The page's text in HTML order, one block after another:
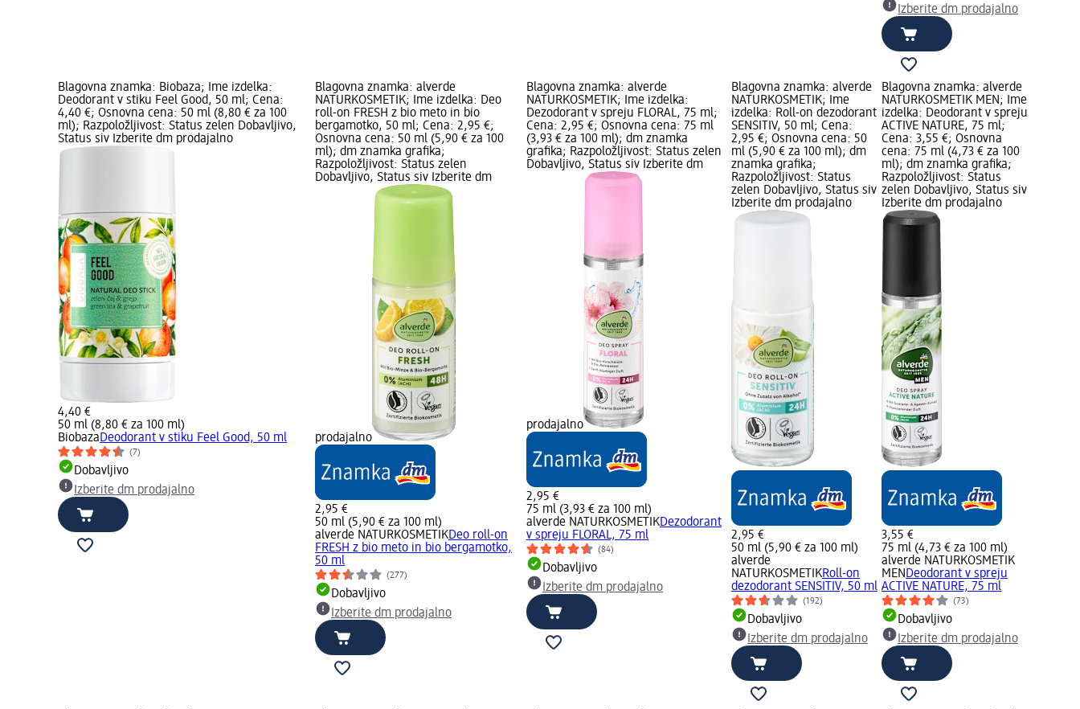
Izberite dm prodajalno
Blagovna znamka: Biobaza; Ime izdelka:
Deodorant v stiku Feel Good, 50 ml; Cena:
4,40 €; Osnovna cena: 50 ml (8,80 € za 100
ml); Razpoložljivost: Status zelen Dobavljivo,
Status siv Izberite dm prodajalno
4,40 €
50 ml (8,80 € za 100 ml)
BiobazaDeodorant v stiku Feel Good, 50 ml
(7)
Dobavljivo
Izberite dm prodajalno
Blagovna znamka: alverde
NATURKOSMETIK; Ime izdelka: Deo
roll-on FRESH z bio meto in bio
bergamotko, 50 ml; Cena: 2,95 €;
Osnovna cena: 50 ml (5,90 € za 100
ml); dm znamka grafika;
Razpoložljivost: Status zelen
Dobavljivo, Status siv Izberite dm
prodajalno
2,95 €
50 ml (5,90 € za 100 ml)
alverde NATURKOSMETIKDeo roll-on
FRESH z bio meto in bio bergamotko,
50 ml
(277)
Dobavljivo
Izberite dm prodajalno
Blagovna znamka: alverde
NATURKOSMETIK; Ime izdelka:
Dezodorant v spreju FLORAL, 75 ml;
Cena: 2,95 €; Osnovna cena: 75 ml
(3,93 € za 100 ml); dm znamka
grafika; Razpoložljivost: Status zelen
Dobavljivo, Status siv Izberite dm
prodajalno
2,95 €
75 ml (3,93 € za 100 ml)
alverde NATURKOSMETIKDezodorant
v spreju FLORAL, 75 ml
(84)
Dobavljivo
Izberite dm prodajalno
Blagovna znamka: alverde
NATURKOSMETIK; Ime
izdelka: Roll-on dezodorant
SENSITIV, 50 ml; Cena:
2,95 €; Osnovna cena: 50
ml (5,90 € za 100 ml); dm
znamka grafika;
Razpoložljivost: Status
zelen Dobavljivo, Status siv
Izberite dm prodajalno
2,95 €
50 ml (5,90 € za 100 ml)
alverde
NATURKOSMETIKRoll-on
dezodorant SENSITIV, 50 ml
(192)
Dobavljivo
Izberite dm prodajalno
Blagovna znamka: alverde
NATURKOSMETIK MEN; Ime
izdelka: Deodorant v spreju
ACTIVE NATURE, 75 ml;
Cena: 3,55 €; Osnovna
cena: 75 ml (4,73 € za 100
ml); dm znamka grafika;
Razpoložljivost: Status
zelen Dobavljivo, Status siv
Izberite dm prodajalno
3,55 €
75 ml (4,73 € za 100 ml)
alverde NATURKOSMETIK
MEN Deodorant v spreju
ACTIVE NATURE, 75 ml
(73)
Dobavljivo
Izberite dm prodajalno